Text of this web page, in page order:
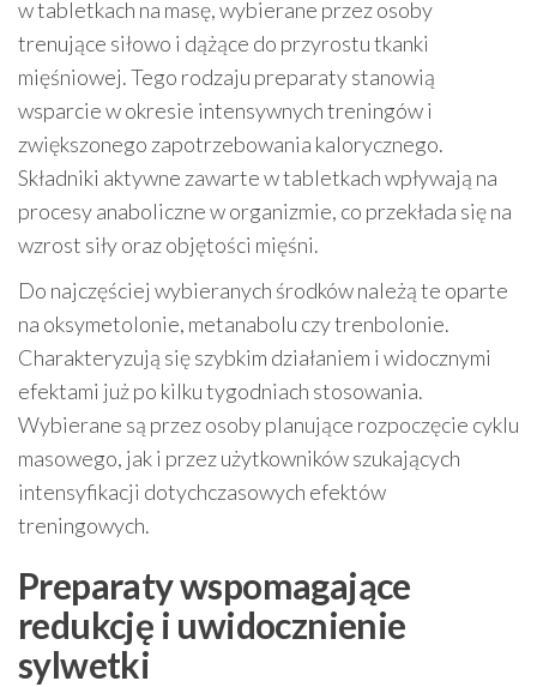
w tabletkach na masę, wybierane przez osoby
trenujące siłowo i dążące do przyrostu tkanki
mięśniowej. Tego rodzaju preparaty stanowią
wsparcie w okresie intensywnych treningów i
zwiększonego zapotrzebowania kalorycznego.
Składniki aktywne zawarte w tabletkach wpływają na
procesy anaboliczne w organizmie, co przekłada się na
wzrost siły oraz objętości mięśni.
Do najczęściej wybieranych środków należą te oparte
na oksymetolonie, metanabolu czy trenbolonie.
Charakteryzują się szybkim działaniem i widocznymi
efektami już po kilku tygodniach stosowania.
Wybierane są przez osoby planujące rozpoczęcie cyklu
masowego, jak i przez użytkowników szukających
intensyfikacji dotychczasowych efektów
treningowych.
Preparaty wspomagające
redukcję i uwidocznienie
sylwetki